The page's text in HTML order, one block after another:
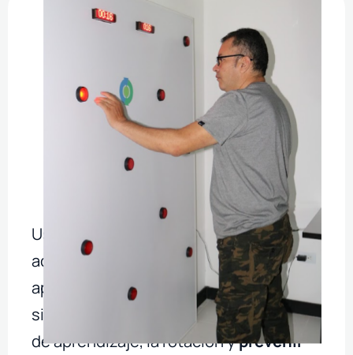
Usamos métodos disruptivospara
adaptarnos a cada estilo de
aprendizaje yreducir
significativamente el tiempo en la curva
de aprendizaje, larotación yprevenir